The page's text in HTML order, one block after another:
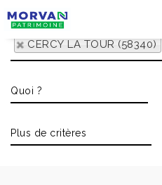
CERCY LA TOUR (58340)